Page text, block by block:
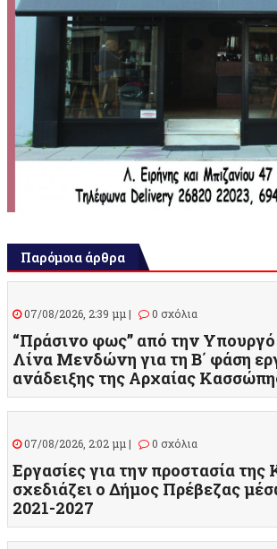
Παρόμοια άρθρα
07/08/2026, 2:39 μμ | 0 σχόλια
“Πράσινο φως” από την
Λίνα Μενδώνη για τη Β΄ φάση
ανάδειξης της Αρχαίας
07/08/2026, 2:02 μμ | 0 σχόλια
Εργασίες για την προστασία
σχεδιάζει ο Δήμος Πρέβεζας
2021-2027